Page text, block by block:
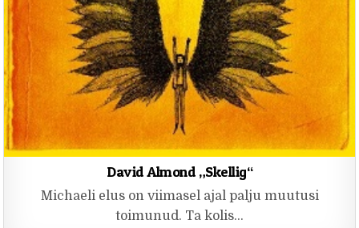
David Almond „Skellig“
Michaeli elus on viimasel ajal palju muutusi
toimunud. Ta kolis…